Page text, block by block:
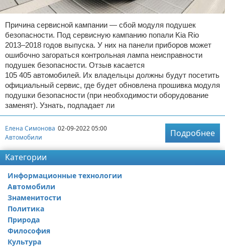
Причина сервисной кампании — сбой модуля подушек
безопасности. Под сервисную кампанию попали Kia Rio
2013–2018 годов выпуска. У них на панели приборов может
ошибочно загораться контрольная лампа неисправности
подушек безопасности. Отзыв касается
105 405 автомобилей. Их владельцы должны будут посетить
официальный сервис, где будет обновлена прошивка модуля
подушки безопасности (при необходимости оборудование
заменят). Узнать, подпадает ли
Елена Симонова 02-09-2022 05:00
Автомобили
Подробнее
Категории
Информационные технологии
Автомобили
Знаменитости
Политика
Природа
Философия
Культура